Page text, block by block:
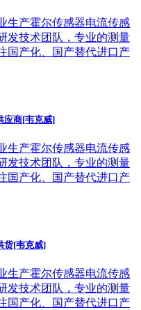
生产霍尔传感器电流传感
发技术团队，专业的测量
国产化、国产替代进口产
应商[韦克威]
生产霍尔传感器电流传感
发技术团队，专业的测量
国产化、国产替代进口产
货[韦克威]
生产霍尔传感器电流传感
发技术团队，专业的测量
国产化、国产替代进口产